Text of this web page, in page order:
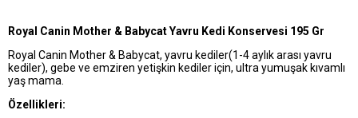
Royal Canin Mother & Babycat Yavru Kedi Konservesi 195 Gr
Royal Canin Mother & Babycat, yavru kediler(1-4 aylık arası yavru
kediler), gebe ve emziren yetişkin kediler için, ultra yumuşak kıvamlı
yaş mama.
Özellikleri: